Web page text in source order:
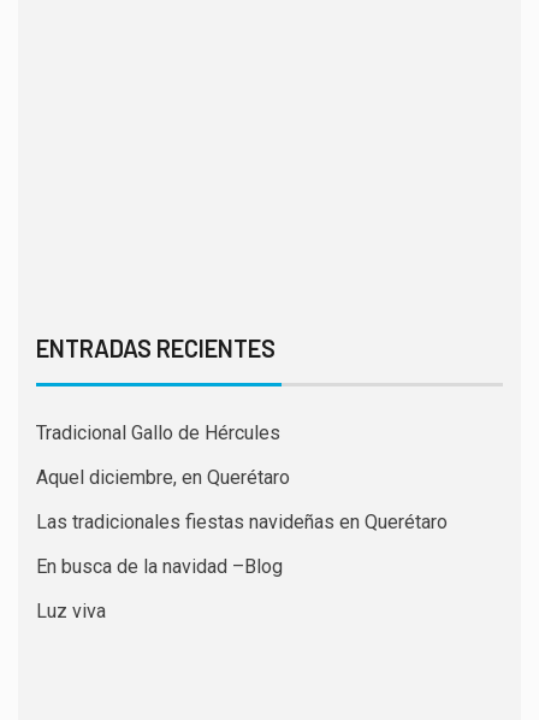
ENTRADAS RECIENTES
Tradicional Gallo de Hércules
Aquel diciembre, en Querétaro
Las tradicionales fiestas navideñas en Querétaro
En busca de la navidad –Blog
Luz viva